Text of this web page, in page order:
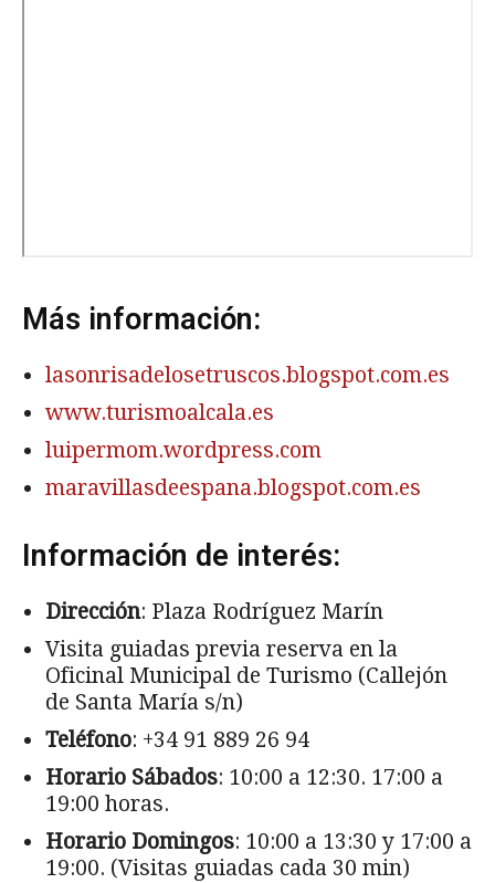
Más información:
lasonrisadelosetruscos.blogspot.com.es
www.turismoalcala.es
luipermom.wordpress.com
maravillasdeespana.blogspot.com.es
Información de interés:
Dirección: Plaza Rodríguez Marín
Visita guiadas previa reserva en la
Oficinal Municipal de Turismo (Callejón
de Santa María s/n)
Teléfono: +34 91 889 26 94
Horario Sábados: 10:00 a 12:30. 17:00 a
19:00 horas.
Horario Domingos: 10:00 a 13:30 y 17:00 a
19:00. (Visitas guiadas cada 30 min)